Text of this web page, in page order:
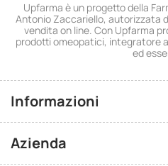
Upfarma è un progetto della
Antonio Zaccariello, autorizzata
vendita on line. Con Upfarma
prodotti omeopatici, integratore
ed
Informazioni
Azienda